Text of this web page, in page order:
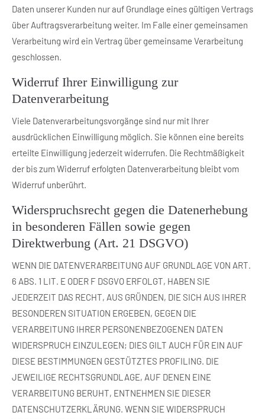
Daten unserer Kunden nur auf Grundlage eines gültigen Vertrags
über Auftragsverarbeitung weiter. Im Falle einer gemeinsamen
Verarbeitung wird ein Vertrag über gemeinsame Verarbeitung
geschlossen.
Widerruf Ihrer Einwilligung zur
Datenverarbeitung
Viele Datenverarbeitungsvorgänge sind nur mit Ihrer
ausdrücklichen Einwilligung möglich. Sie können eine bereits
erteilte Einwilligung jederzeit widerrufen. Die Rechtmäßigkeit
der bis zum Widerruf erfolgten Datenverarbeitung bleibt vom
Widerruf unberührt.
Widerspruchsrecht gegen die Datenerhebung
in besonderen Fällen sowie gegen
Direktwerbung (Art. 21 DSGVO)
WENN DIE DATENVERARBEITUNG AUF GRUNDLAGE VON ART.
6 ABS. 1 LIT. E ODER F DSGVO ERFOLGT, HABEN SIE
JEDERZEIT DAS RECHT, AUS GRÜNDEN, DIE SICH AUS IHRER
BESONDEREN SITUATION ERGEBEN, GEGEN DIE
VERARBEITUNG IHRER PERSONENBEZOGENEN DATEN
WIDERSPRUCH EINZULEGEN; DIES GILT AUCH FÜR EIN AUF
DIESE BESTIMMUNGEN GESTÜTZTES PROFILING. DIE
JEWEILIGE RECHTSGRUNDLAGE, AUF DENEN EINE
VERARBEITUNG BERUHT, ENTNEHMEN SIE DIESER
DATENSCHUTZERKLÄRUNG. WENN SIE WIDERSPRUCH